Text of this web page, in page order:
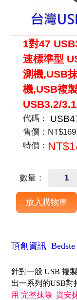
1對47
速標準型
測機,USB
機,USB複
USB3.2/
代碼：
售價：
特價：
數量：
頂創資訊 Bedste
針對一般 USB 複
出一系列的USB對
用 完整抹除 資安